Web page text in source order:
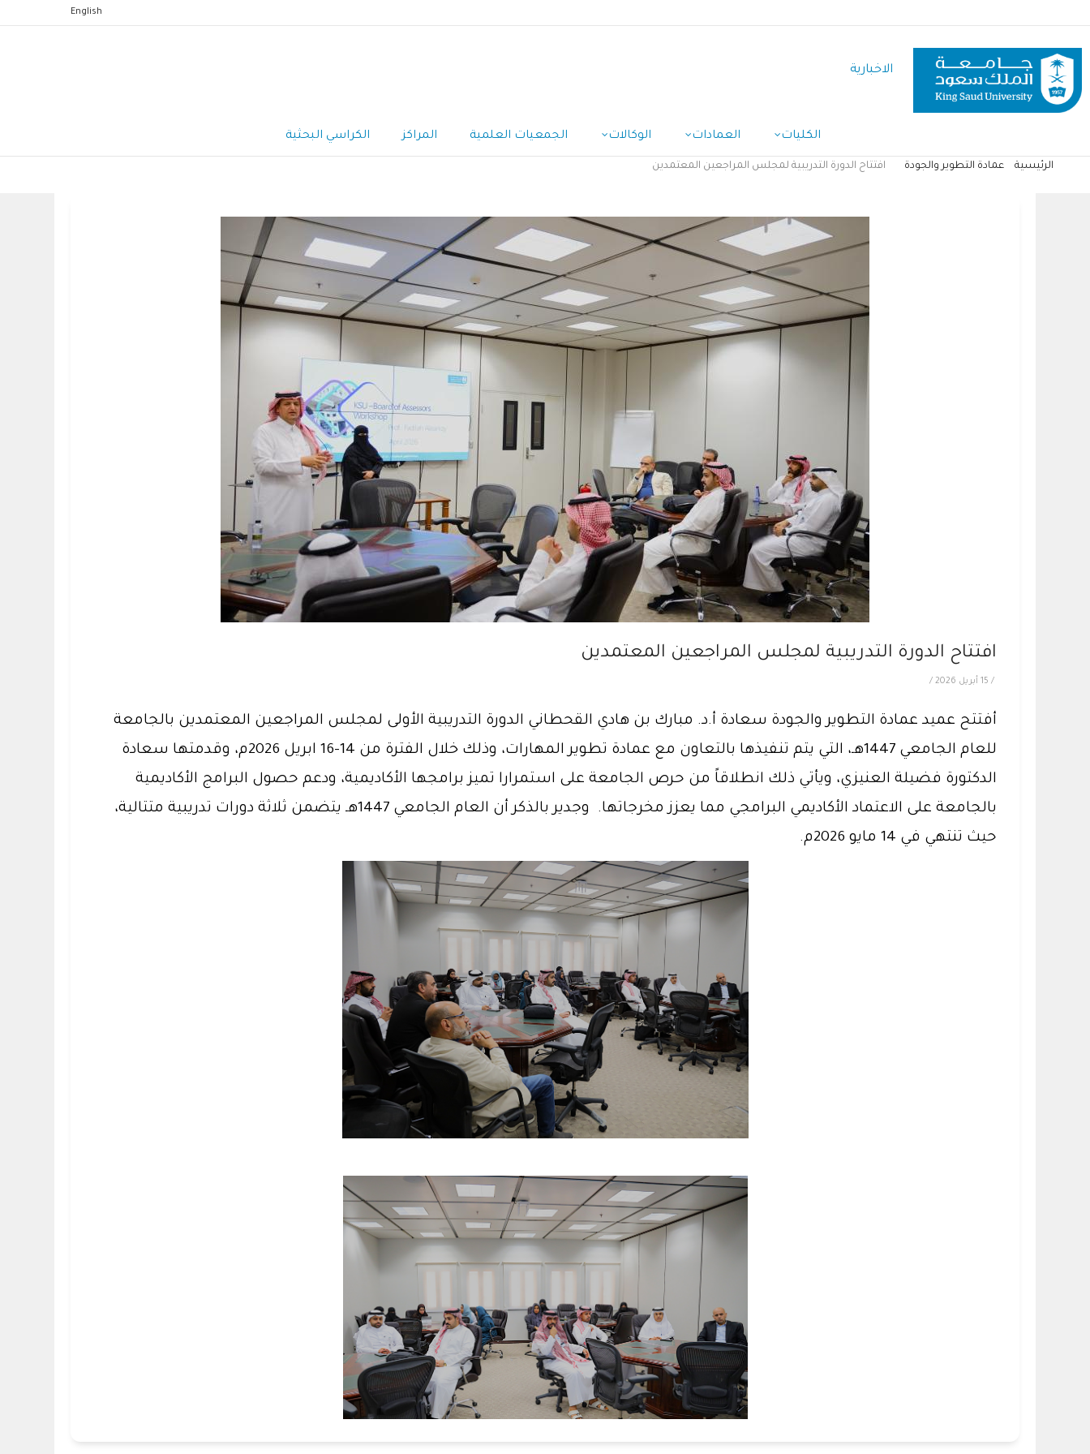
المحتوى
الرئيسي
English
الاخبارية
الكليات العمادات الوكالات الجمعيات العلمية المراكز الكراسي البحثية
الرئيسية عمادة التطوير والجودة افتتاح الدورة التدريبية لمجلس المراجعين المعتمدين
افتتاح الدورة التدريبية لمجلس المراجعين المعتمدين
/ 15 أبريل 2026 /
أفتتح عميد عمادة التطوير والجودة سعادة أ.د. مبارك بن هادي القحطاني الدورة التدريبية الأولى لمجلس المراجعين المعتمدين بالجامعة
للعام الجامعي 1447هـ، التي يتم تنفيذها بالتعاون مع عمادة تطوير المهارات، وذلك خلال الفترة من 14-16 ابريل 2026م، وقدمتها سعادة
الدكتورة فضيلة العنيزي، ويأتي ذلك انطلاقاً من حرص الجامعة على استمرارا تميز برامجها الأكاديمية، ودعم حصول البرامج الأكاديمية
بالجامعة على الاعتماد الأكاديمي البرامجي مما يعزز مخرجاتها. وجدير بالذكر أن العام الجامعي 1447هـ يتضمن ثلاثة دورات تدريبية متتالية،
حيث تنتهي في 14 مايو 2026م.